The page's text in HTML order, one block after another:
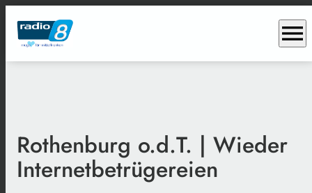
menu
Rothenburg o.d.T. | Wieder
Internetbetrügereien